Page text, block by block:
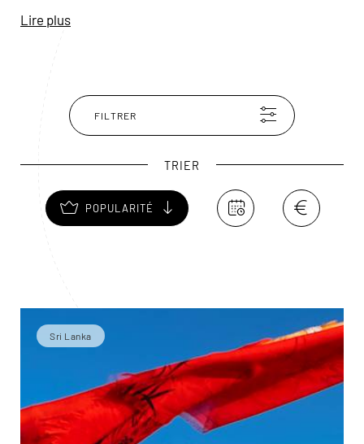
particulièrement limpide. Plus au nord, Arugam Bay
est une station balnéaire pleine de charme, dont le
balnéaire en plein renouveau, encore peu fréquentée.
Lire plus
FILTRER
TRIER
POPULARITÉ
Sri Lanka